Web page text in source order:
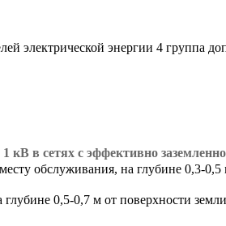
электрической энергии 4 группа
в сетях с эффективно
обслуживания, на глубине 0,3-0,5
0,5-0,7 м от поверхности